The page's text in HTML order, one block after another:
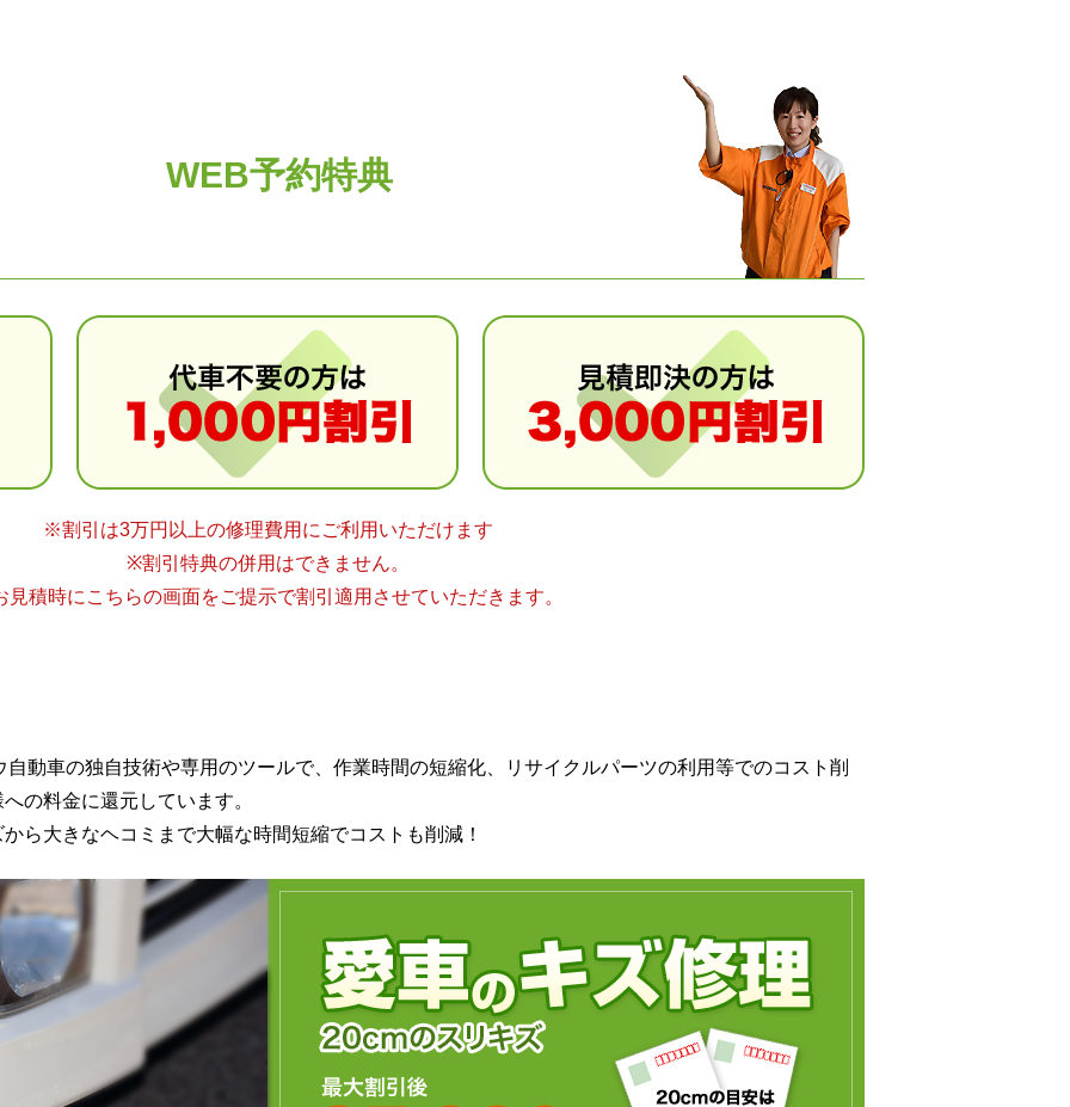
WEB予約特典
※割引は3万円以上の修理費用にご利用いただけます
※割引特典の併用はできません。
積時にこちらの画面をご提示で割引適用させていただきます。
自動車の独自技術や専用のツールで、作業時間の短縮化、リサイクルパーツの利用等でのコスト削
の料金に還元しています。
ら大きなヘコミまで大幅な時間短縮でコストも削減！